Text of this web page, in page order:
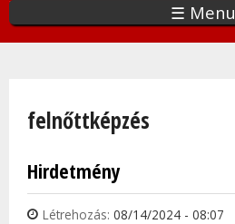
☰ Menu
felnőttképzés
Hirdetmény
Létrehozás: 08/14/2024 - 08:07